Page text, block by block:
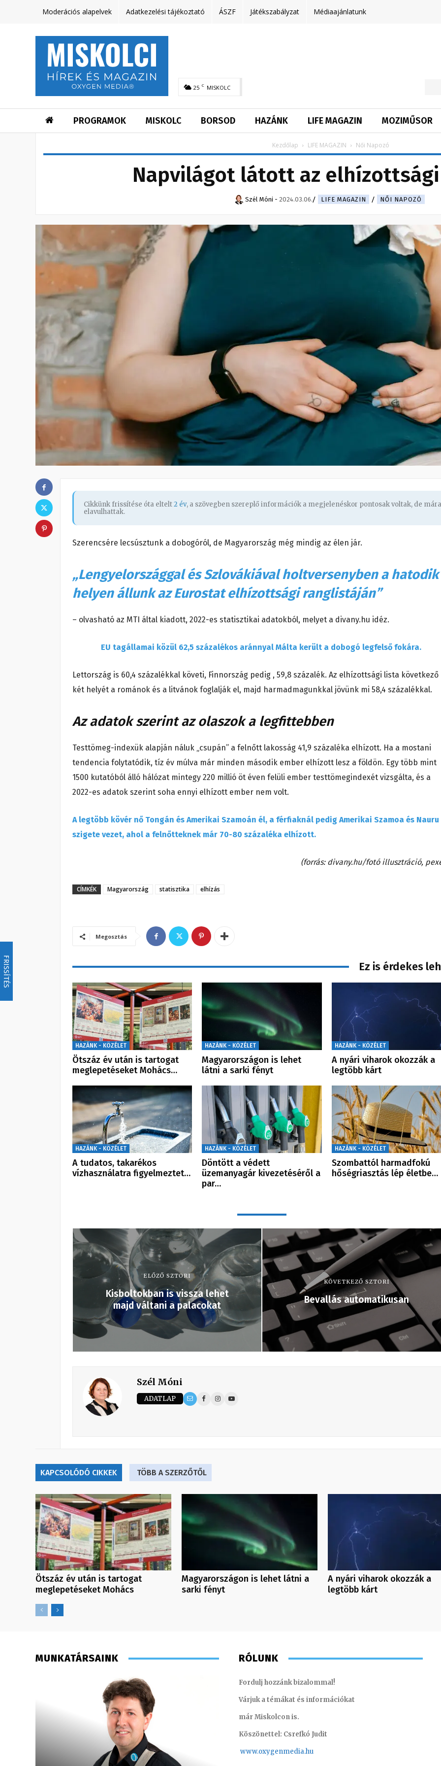
FRISSÍTÉS
Moderációs alapelvek Adatkezelési tájékoztató ÁSZF Játékszabályzat Médiaajánlatunk
25 C MISKOLC
PROGRAMOK MISKOLC BORSOD HAZÁNK LIFE MAGAZIN MOZIMŰSOR
Kezdőlap LIFE MAGAZIN Női Napozó
Napvilágot látott az
Szél Móni - 2024.03.06. LIFE MAGAZIN NŐI NAPOZÓ
Cikkünk frissítése óta eltelt2 év, a szövegben szereplő információk a megjelenéskor pontosak voltak, de mára
elavulhattak.
Szerencsére lecsúsztunk a dobogóról, de Magyarország még mindig az élen jár.
„Lengyelországgal és Szlovákiával holtversenyben a hatodik
helyen állunk az Eurostat elhízottsági ranglistáján”
– olvasható az MTI által kiadott, 2022-es statisztikai adatokból, melyet a divany.hu idéz.
EU tagállamai közül 62,5 százalékos aránnyal Málta került a dobogó legfelső fokára.
Lettország is 60,4 százalékkal követi, Finnország pedig , 59,8 százalék. Az elhízottsági lista következő
két helyét a románok és a litvánok foglalják el, majd harmadmagunkkal jövünk mi 58,4 százalékkal.
Az adatok szerint az olaszok a legfittebben
Testtömeg-indexük alapján náluk „csupán” a felnőtt lakosság 41,9 százaléka elhízott. Ha a mostani
tendencia folytatódik, tíz év múlva már minden második ember elhízott lesz a földön. Egy több mint
1500 kutatóból álló hálózat mintegy 220 millió öt éven felüli ember testtömegindexét vizsgálta, és a
2022-es adatok szerint soha ennyi elhízott ember nem volt.
A legtöbb kövér nő Tongán és Amerikai Szamoán él, a férfiaknál pedig Amerikai Szamoa és Nauru
szigete vezet, ahol a felnőtteknek már 70-80 százaléka elhízott.
(forrás: divany.hu/fotó illusztráció,
CÍMKÉK Magyarország statisztika elhízás
Megosztás
Ez is érdekes
HAZÁNK - KÖZÉLET
Ötszáz év után is tartogat
meglepetéseket Mohács…
HAZÁNK - KÖZÉLET
Magyarországon is lehet
látni a sarki fényt
HAZÁNK - KÖZÉLET
A nyári viharok okozzák a
legtöbb kárt
HAZÁNK - KÖZÉLET
A tudatos, takarékos
vízhasználatra figyelmeztet…
HAZÁNK - KÖZÉLET
Döntött a védett
üzemanyagár kivezetéséről a
par…
HAZÁNK - KÖZÉLET
Szombattól harmadfokú
hőségriasztás lép életbe…
ELŐZŐ SZTORI
Kisboltokban is vissza lehet
majd váltani a palacokat
KÖVETKEZŐ SZTORI
Bevallás automatikusan
Szél Móni
ADATLAP
KAPCSOLÓDÓ CIKKEK TÖBB A SZERZŐTŐL
Ötszáz év után is tartogat
meglepetéseket Mohács
Magyarországon is lehet látni a
sarki fényt
A nyári viharok okozzák a
legtöbb kárt
MUNKATÁRSAINK RÓLUNK
Fordulj hozzánk bizalommal!
Várjuk a témákat és információkat
már Miskolcon is.
Köszönettel: Csrefkó Judit
www.oxygenmedia.hu